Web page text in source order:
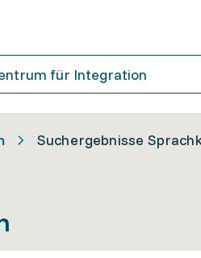
Suchergebnisse